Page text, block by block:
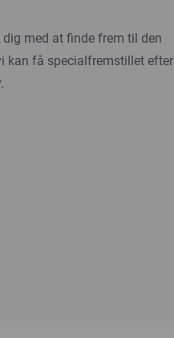
med at finde frem til den
kan få specialfremstillet efter